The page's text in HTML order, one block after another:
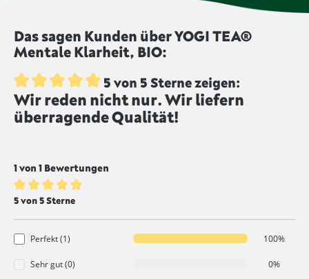
dem Produkt eine intensivere Farbe zu geben.
gekennzeichnet sind, werden ungeschwefelt
produziert.
Das sagen Kunden über YOGI TEA®
Mentale Klarheit, BIO:
Durchschnittliche Bewertung von 5 von 5 Sternen
5 von 5 Sterne zeigen:
Wir reden nicht nur. Wir liefern
überragende Qualität!
1 von 1 Bewertungen
Durchschnittliche Bewertung von 5 von 5 Sternen
5 von 5 Sterne
Perfekt (1) 100%
Sehr gut (0) 0%